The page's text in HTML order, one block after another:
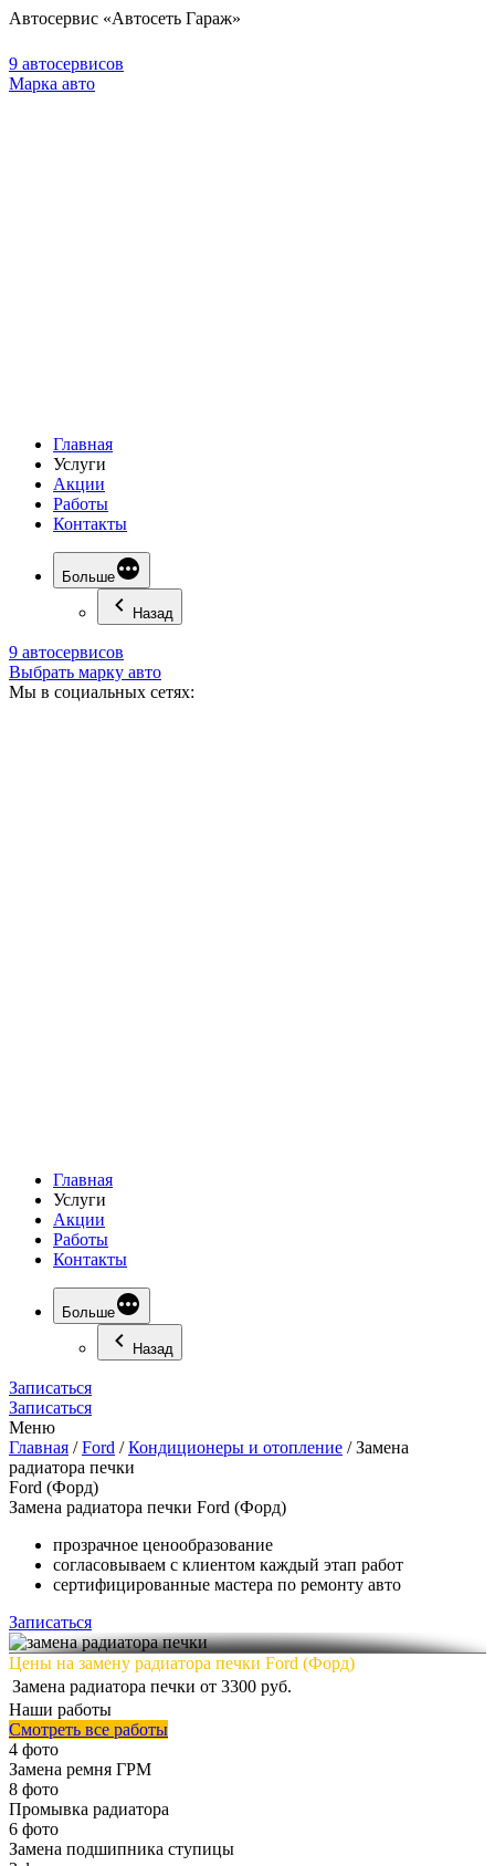
Автосервис «Автосеть Гараж»
9 автосервисов
Марка авто
Главная
Услуги
Акции
Работы
Контакты
Больше
Назад
9 автосервисов
Выбрать марку авто
Мы в социальных сетях:
Главная
Услуги
Акции
Работы
Контакты
Больше
Назад
Записаться
Записаться
Меню
Главная /Ford /Кондиционеры и отопление /Замена
радиатора печки
Ford (Форд)
Замена радиатора печки Ford (Форд)
прозрачное ценообразование
согласовываем с клиентом каждый этап работ
сертифицированные мастера по ремонту авто
Записаться
Цены на замену радиатора печки Ford (Форд)
Замена радиатора печки от 3300 руб.
Наши работы
Смотреть все работы
4 фото
Замена ремня ГРМ
8 фото
Промывка радиатора
6 фото
Замена подшипника ступицы